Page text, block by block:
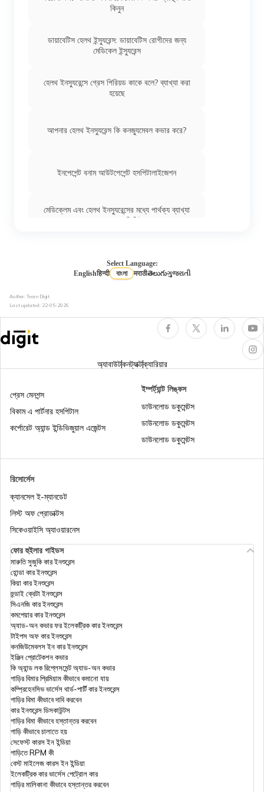
কিনুন
ডায়াবেটিস হেলথ ইন্স্যুরেন্স: ডায়াবেটিস রোগীদের জন্য
মেডিকেল ইন্স্যুরেন্স
হেলথ ইনস্যুরেন্সে গ্রেস পিরিয়ড কাকে বলে? ব্যাখ্যা করা
হয়েছে
আপনার হেলথ ইনস্যুরেন্স কি কনজ্যুমেবল কভার করে?
ইনপেশেন্ট বনাম আউটপেশেন্ট হসপিটালাইজেশন
মেডিক্লেম এবং হেলথ ইনস্যুরেন্সের মধ্যে পার্থক্য ব্যাখ্যা
করা হয়েছে | ডিজিট
মেডিক্লেম পলিসি
প্রবীণ নাগরিকদের জন্য হেলথ ইন্স্যুরেন্স
হেলথ ইন্স্যুরেন্সে কিউমুলেটিভ বোনাস : 100% পর্যন্ত নো
ক্লেম বোনাস ডিসকাউন্ট
আসন্ন রিটায়ারিং এমপ্লয়ীজদের জন্য সুপার টপ-আপ হেলথ
মোরেটোরিয়াম এবং ফুল মেডিকেল আন্ডাররাইটিং এর মধ্যে
ডিজিট হেলথ ক্লেম: ডিজিট ইনস্যুরেন্সের সাহায্যে হেলথ
ইনস্যুরেন্স ক্লেম ফাইল করুন
করোনাভাইরাস হেলথ ইন্স্যুরেন্স: ভারতে কোভিড-19
সেলফ-এমপ্লয়েড এবং ফ্রিল্যান্সারদের জন্য হেলথ ইনস্যুরেন্স
Select Language:
Englishहिन्दी বাংলা मराठीతెలుగుગુજરાતી
Author: Team Digit
Last updated: 22-05-2026
অ্যাবাউটকনট্যাক্টক্যারিয়ার
রিসোর্সেস
ক্যানসেল ই-ম্যানডেট
লিস্ট অফ প্রোডাক্টস
সিকেওয়াইসি অ্যাওয়ারনেস
প্রেস মেনশন্স
বিকাম এ পার্টনার হসপিটাল
কর্পোরেট অ্যান্ড ইন্ডিভিজুয়াল এজেন্টস
ইম্পর্ট্যান্ট লিঙ্কস
ডাউনলোড ডকুমেন্টস
ডাউনলোড ডকুমেন্টস
ডাউনলোড ডকুমেন্টস
ফোর হুইলার গাইডস
মারুতি সুজুকি কার ইনশুরেন্স
হোন্ডা কার ইনশুরেন্স
কিয়া কার ইনশুরেন্স
হুন্ডাই ক্রেটা ইনশুরেন্স
সিএনজি কার ইনশুরেন্স
কমপেয়ার কার ইনশুরেন্স
অ্যাড-অন কভার ফর ইলেকট্রিক কার ইনশুরেন্স
টাইপস অফ কার ইনশুরেন্স
কনজিউমেবলস ইন কার ইনশুরেন্স
ইঞ্জিন প্রোটেকশন কভার
কি অ্যান্ড লক রিপ্লেসমেন্ট অ্যাড-অন কভার
গাড়ির বিমার প্রিমিয়াম কীভাবে কমানো যায়
কম্প্রিহেনসিভ ভার্সেস থার্ড-পার্টি কার ইনশুরেন্স
গাড়ির বিমা কীভাবে দাবি করবেন
কার ইনশুরেন্স ডিসকাউন্টস
গাড়ির বিমা কীভাবে হস্তান্তর করবেন
গাড়ি কীভাবে চালাতে হয়
সেফেস্ট কারস ইন ইন্ডিয়া
গাড়িতে RPM কী
বেস্ট মাইলেজ কারস ইন ইন্ডিয়া
ইলেকট্রিক কার ভার্সেস পেট্রোল কার
গাড়ির মালিকানা কীভাবে হস্তান্তর করবেন